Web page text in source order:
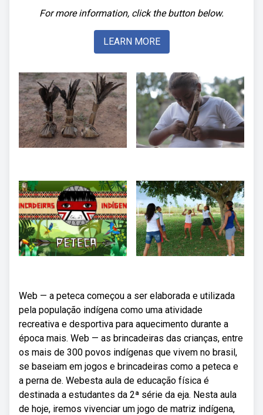
For more information, click the button below.
LEARN MORE
Web — a peteca começou a ser elaborada e utilizada
pela população indígena como uma atividade
recreativa e desportiva para aquecimento durante a
época mais. Web — as brincadeiras das crianças, entre
os mais de 300 povos indígenas que vivem no brasil,
se baseiam em jogos e brincadeiras como a peteca e
a perna de. Webesta aula de educação física é
destinada a estudantes da 2ª série da eja. Nesta aula
de hoje, iremos vivenciar um jogo de matriz indígena,